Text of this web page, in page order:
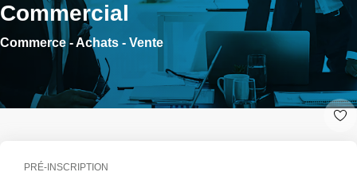
Commercial
Commerce - Achats - Vente
PRÉ-INSCRIPTION